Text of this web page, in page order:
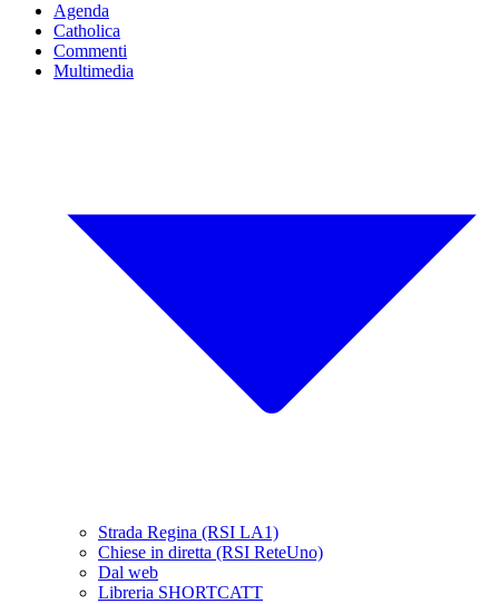
Agenda
Catholica
Commenti
Multimedia
Strada Regina (RSI LA1)
Chiese in diretta (RSI ReteUno)
Dal web
Libreria SHORTCATT